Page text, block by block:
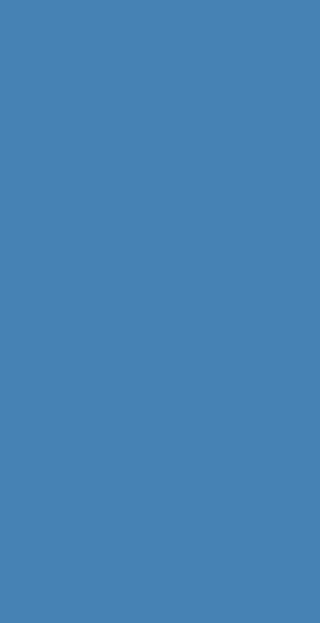
A Tempus
Hungaricum és
komplex
A
ezek lezárulta
20 000
valósul meg